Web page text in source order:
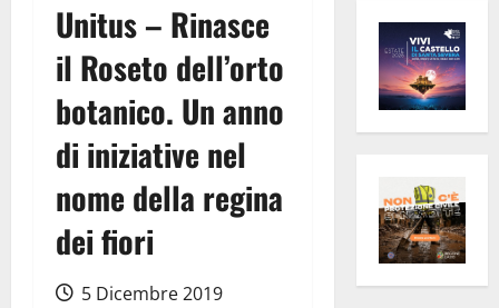
Unitus – Rinasce
il Roseto dell’orto
botanico. Un anno
di iniziative nel
nome della regina
dei fiori
5 Dicembre 2019